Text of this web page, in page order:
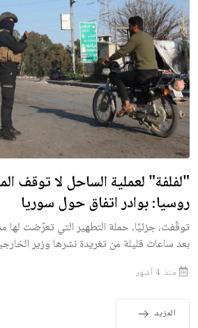
"لفلفة" لعملية الساحل لا توقف
روسيا: بوادر اتفاق حول سوريا
توقّفت، جزئيًا، حملة التطهير التي تعرّضت لها
بعد ساعات قليلة من تغريدة نشرها وزير
منذ 4 أشهر
المزيد